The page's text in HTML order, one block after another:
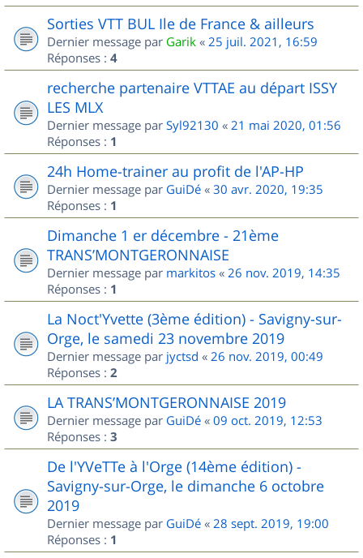
Sorties VTT BUL Ile de France & ailleurs
Dernier message par Garik « 25 juil. 2021, 16:59
Réponses : 4
recherche partenaire VTTAE au départ ISSY
LES MLX
Dernier message par Syl92130 « 21 mai 2020, 01:56
Réponses : 1
24h Home-trainer au profit de l'AP-HP
Dernier message par GuiDé « 30 avr. 2020, 19:35
Réponses : 1
Dimanche 1 er décembre - 21ème
TRANS’MONTGERONNAISE
Dernier message par markitos « 26 nov. 2019, 14:35
Réponses : 1
La Noct'Yvette (3ème édition) - Savigny-sur-
Orge, le samedi 23 novembre 2019
Dernier message par jyctsd « 26 nov. 2019, 00:49
Réponses : 2
LA TRANS’MONTGERONNAISE 2019
Dernier message par GuiDé « 09 oct. 2019, 12:53
Réponses : 3
De l'YVeTTe à l'Orge (14ème édition) -
Savigny-sur-Orge, le dimanche 6 octobre
2019
Dernier message par GuiDé « 28 sept. 2019, 19:00
Réponses : 1